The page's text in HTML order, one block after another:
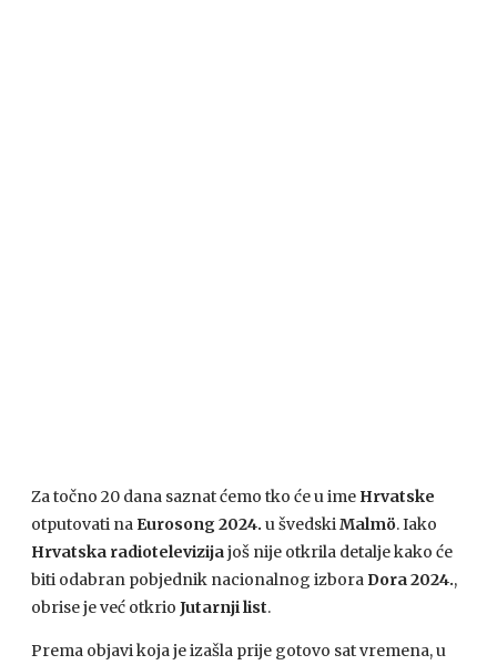
Za točno 20 dana saznat ćemo tko će u ime Hrvatske
otputovati na Eurosong 2024. u švedskiMalmö. Iako
Hrvatska radiotelevizijajoš nije otkrila detalje kako će
biti odabran pobjednik nacionalnog izbora Dora 2024.,
obrise je već otkrio Jutarnji list.
Prema objavi koja je izašla prije gotovo sat vremena, u